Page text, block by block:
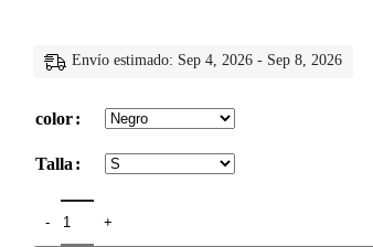
Envío estimado: Sep 4, 2026 - Sep 8, 2026
color
Talla